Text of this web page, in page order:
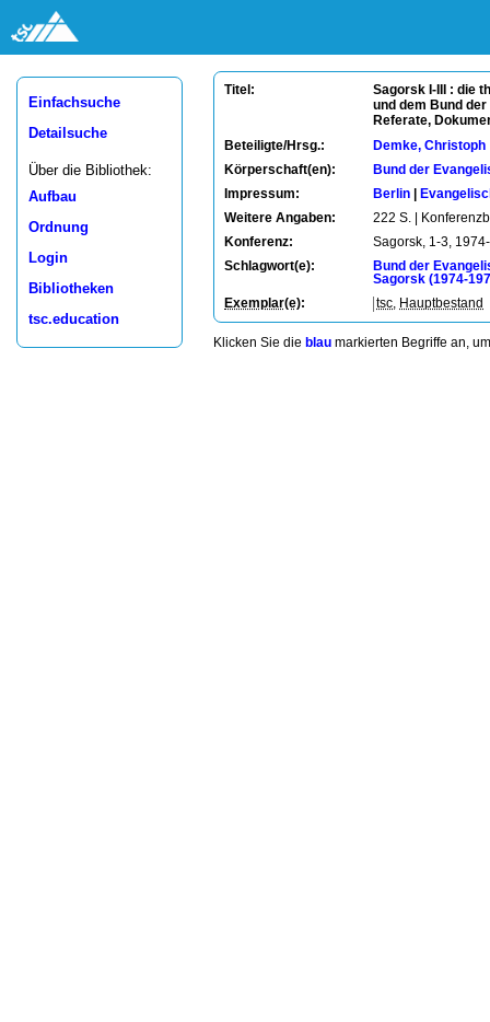
Einfachsuche
Detailsuche
Über die Bibliothek:
Aufbau
Ordnung
Login
Bibliotheken
tsc.education
Titel:
Sagorsk I-III : die
und dem Bund
Referate,
Beteiligte/Hrsg.:
Demke, Christoph
Körperschaft(en):
Bund der
Impressum:
Berlin
Weitere Angaben:
222 S. |
Konferenz:
Sagorsk, 1-3,
Schlagwort(e):
Bund der
Sagorsk (1974-
Exemplar(e): tsc Hauptbestand
Klicken Sie die blau markierten Begriffe an,